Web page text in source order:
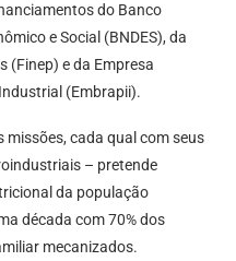
do Banco
e Social (BNDES), da
(Finep) e da Empresa
(Embrapii).
cada qual com seus
– pretende
da população
década com 70% dos
mecanizados.